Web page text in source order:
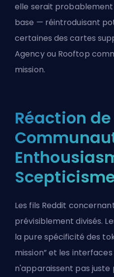
elle serait
base — réintroduisant
certaines des cartes
Agency ou Rooftop
mission.
Réaction
Les fils Reddit
prévisiblement divisés.
la pure spécificité des
mission” et les
n'apparaissent pas